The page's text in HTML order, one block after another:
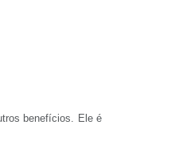
benefícios. Ele é